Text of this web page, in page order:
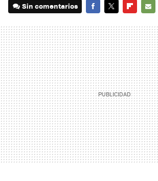
Sin comentarios
MAIL